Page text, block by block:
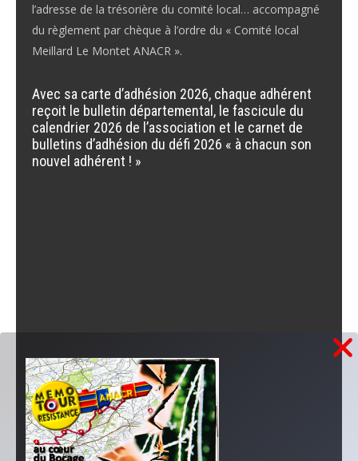
l’adresse de la trésorière du comité local… accompagné
du règlement par chèque à l’ordre du « Comité local
Meillard Le Montet ANACR ».
Avec sa carte d’adhésion 2026, chaque adhérent
reçoit le bulletin départemental, le fascicule du
calendrier 2026 de l’association et le carnet de
bulletins d’adhésion du défi 2026 « à chacun son
nouvel adhérent ! »